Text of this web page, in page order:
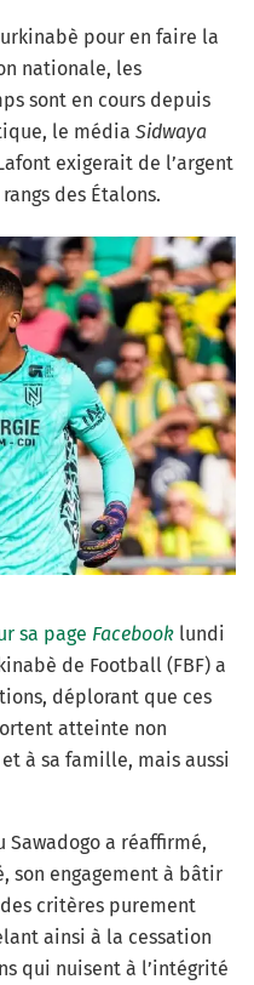
pour en faire la
nationale, les
sont en cours depuis
le média Sidwaya
exigerait de l’argent
des Étalons.
sa page Facebook lundi
de Football (FBF) a
déplorant que ces
atteinte non
à sa famille, mais aussi
Sawadogo a réaffirmé,
son engagement à bâtir
critères purement
ainsi à la cessation
qui nuisent à l’intégrité